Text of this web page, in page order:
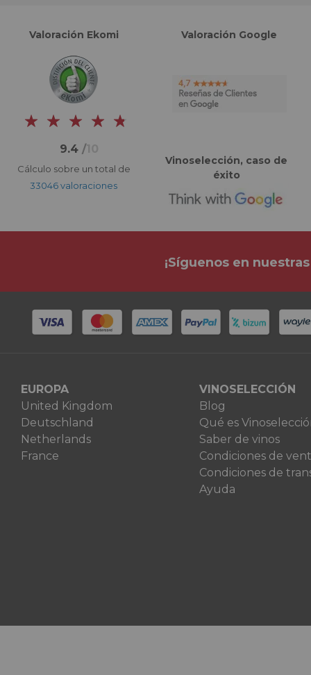
Valoración Ekomi
9.4 /10
Cálculo sobre un total de
33046 valoraciones
Valoración Google
Vinoselección, caso de
éxito
¡Síguenos en
EUROPA
United Kingdom
Deutschland
Netherlands
France
VINOSELECCIÓN
Blog
Qué es
Saber de vinos
Condiciones de
Condiciones de
Ayuda